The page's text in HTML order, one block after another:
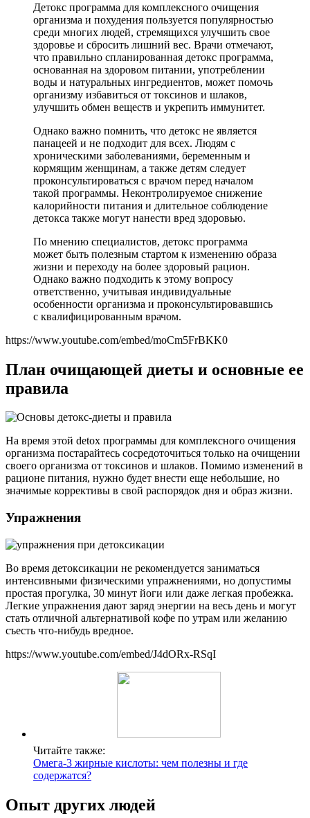
Детокс программа для комплексного очищения
организма и похудения пользуется популярностью
среди многих людей, стремящихся улучшить свое
здоровье и сбросить лишний вес. Врачи отмечают,
что правильно спланированная детокс программа,
основанная на здоровом питании, употреблении
воды и натуральных ингредиентов, может помочь
организму избавиться от токсинов и шлаков,
улучшить обмен веществ и укрепить иммунитет.
Однако важно помнить, что детокс не является
панацеей и не подходит для всех. Людям с
хроническими заболеваниями, беременным и
кормящим женщинам, а также детям следует
проконсультироваться с врачом перед началом
такой программы. Неконтролируемое снижение
калорийности питания и длительное соблюдение
детокса также могут нанести вред здоровью.
По мнению специалистов, детокс программа
может быть полезным стартом к изменению образа
жизни и переходу на более здоровый рацион.
Однако важно подходить к этому вопросу
ответственно, учитывая индивидуальные
особенности организма и проконсультировавшись
с квалифицированным врачом.
https://www.youtube.com/embed/moCm5FrBKK0
План очищающей диеты и основные ее
правила
На время этой detox программы для комплексного очищения
организма постарайтесь сосредоточиться только на очищении
своего организма от токсинов и шлаков. Помимо изменений в
рационе питания, нужно будет внести еще небольшие, но
значимые коррективы в свой распорядок дня и образ жизни.
Упражнения
Во время детоксикации не рекомендуется заниматься
интенсивными физическими упражнениями, но допустимы
простая прогулка, 30 минут йоги или даже легкая пробежка.
Легкие упражнения дают заряд энергии на весь день и могут
стать отличной альтернативой кофе по утрам или желанию
съесть что-нибудь вредное.
https://www.youtube.com/embed/J4dORx-RSqI
Читайте также:
Омега-3 жирные кислоты: чем полезны и где
содержатся?
Опыт других людей